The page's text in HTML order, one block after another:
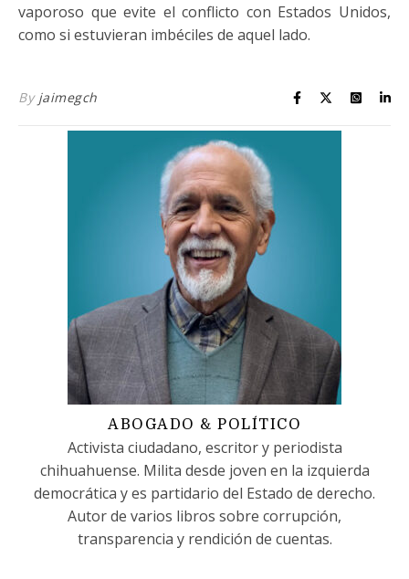
vaporoso que evite el conflicto con Estados Unidos,
como si estuvieran imbéciles de aquel lado.
By jaimegch
ABOGADO & POLÍTICO
Activista ciudadano, escritor y periodista
chihuahuense. Milita desde joven en la izquierda
democrática y es partidario del Estado de derecho.
Autor de varios libros sobre corrupción,
transparencia y rendición de cuentas.